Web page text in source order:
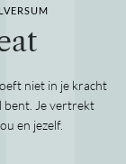
niet in je kracht
bent. Je vertrekt
en jezelf.